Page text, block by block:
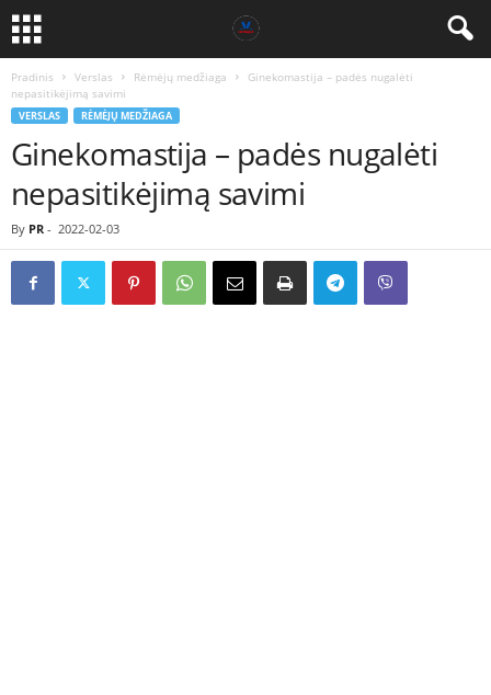
Pradinis Verslas Rėmėjų medžiaga
Ginekomastija – padės nugalėti
nepasitikėjimą savimi
VERSLAS RĖMĖJŲ MEDŽIAGA
Ginekomastija – padės nugalėti
nepasitikėjimą savimi
By PR - 2022-02-03